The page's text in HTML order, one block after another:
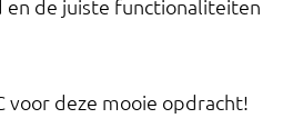
de juiste functionaliteiten
voor deze mooie opdracht!